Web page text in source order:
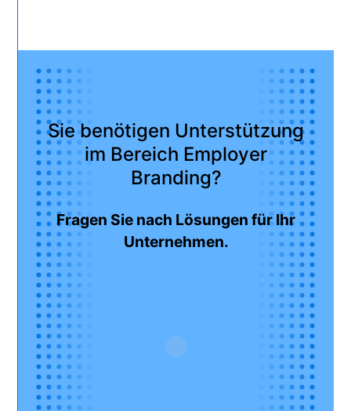
Sie benötigen Unterstützung
im Bereich Employer
Branding?
Fragen Sie nach Lösungen für Ihr
Unternehmen.